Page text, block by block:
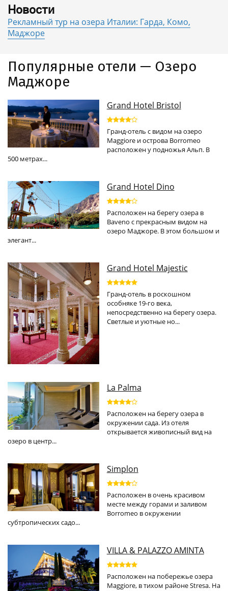
Новости
Рекламный тур на озера Италии: Гарда, Комо,
Маджоре
Популярные отели — Озеро
Маджоре
Grand Hotel Bristol
Гранд-отель с видом на озеро
Maggiore и острова Borromeo
расположен у подножья Альп. В
500 метрах...
Grand Hotel Dino
Расположен на берегу озера в
Baveno с прекрасным видом на
озеро Маджоре. В этом большом и
элегант...
Grand Hotel Majestic
Гранд-отель в роскошном
особняке 19-го века,
непосредственно на берегу озера.
Светлые и уютные но...
La Palma
Расположен на берегу озера в
окружении сада. Из отеля
открывается живописный вид на
озеро в центр...
Simplon
Расположен в очень красивом
месте между горами и заливом
Borromeo в окружении
субтропических садо...
VILLA & PALAZZO AMINTA
Расположен на побережье озера
Maggiore, в тихом районе Stresa. На